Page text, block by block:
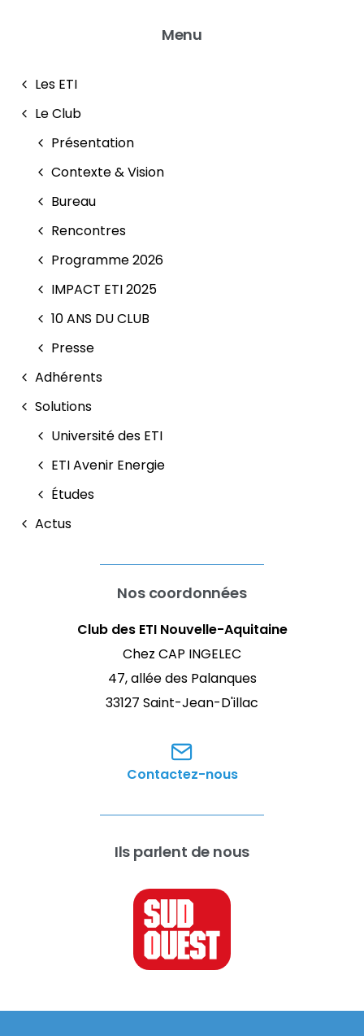
Menu
Les ETI
Le Club
Présentation
Contexte & Vision
Bureau
Rencontres
Programme 2026
IMPACT ETI 2025
10 ANS DU CLUB
Presse
Adhérents
Solutions
Université des ETI
ETI Avenir Energie
Études
Actus
Nos coordonnées
Club des ETI Nouvelle-Aquitaine
Chez CAP INGELEC
47, allée des Palanques
33127 Saint-Jean-D'illac
Contactez-nous
Ils parlent de nous